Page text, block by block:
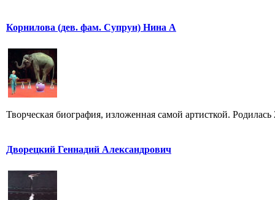
Корнилова (дев. фам. Супрун) Нина А
Творческая биография, изложенная самой артисткой.
Дворецкий Геннадий Александрович